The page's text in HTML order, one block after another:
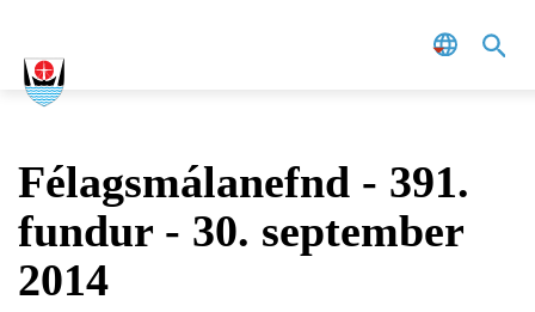
Félagsmálanefnd - 391.
fundur - 30. september
2014